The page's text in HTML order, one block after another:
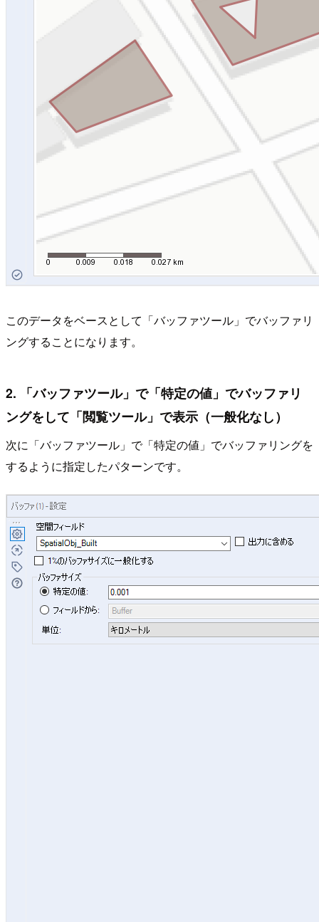
このデータをベースとして「バッファツール」でバッファリ
ングすることになります。
2. 「バッファツール」で「特定の値」でバッファリ
ングをして「閲覧ツール」で表示（一般化なし）
次に「バッファツール」で「特定の値」でバッファリングを
するように指定したパターンです。